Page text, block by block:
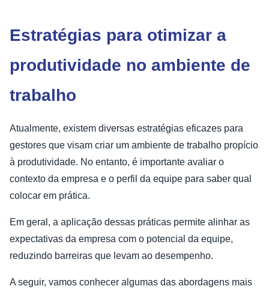
Estratégias para otimizar a
produtividade no ambiente de
trabalho
Atualmente, existem diversas estratégias eficazes para
gestores que visam criar um ambiente de trabalho propício
à produtividade. No entanto, é importante avaliar o
contexto da empresa e o perfil da equipe para saber qual
colocar em prática.
Em geral, a aplicação dessas práticas permite alinhar as
expectativas da empresa com o potencial da equipe,
reduzindo barreiras que levam ao desempenho.
A seguir, vamos conhecer algumas das abordagens mais